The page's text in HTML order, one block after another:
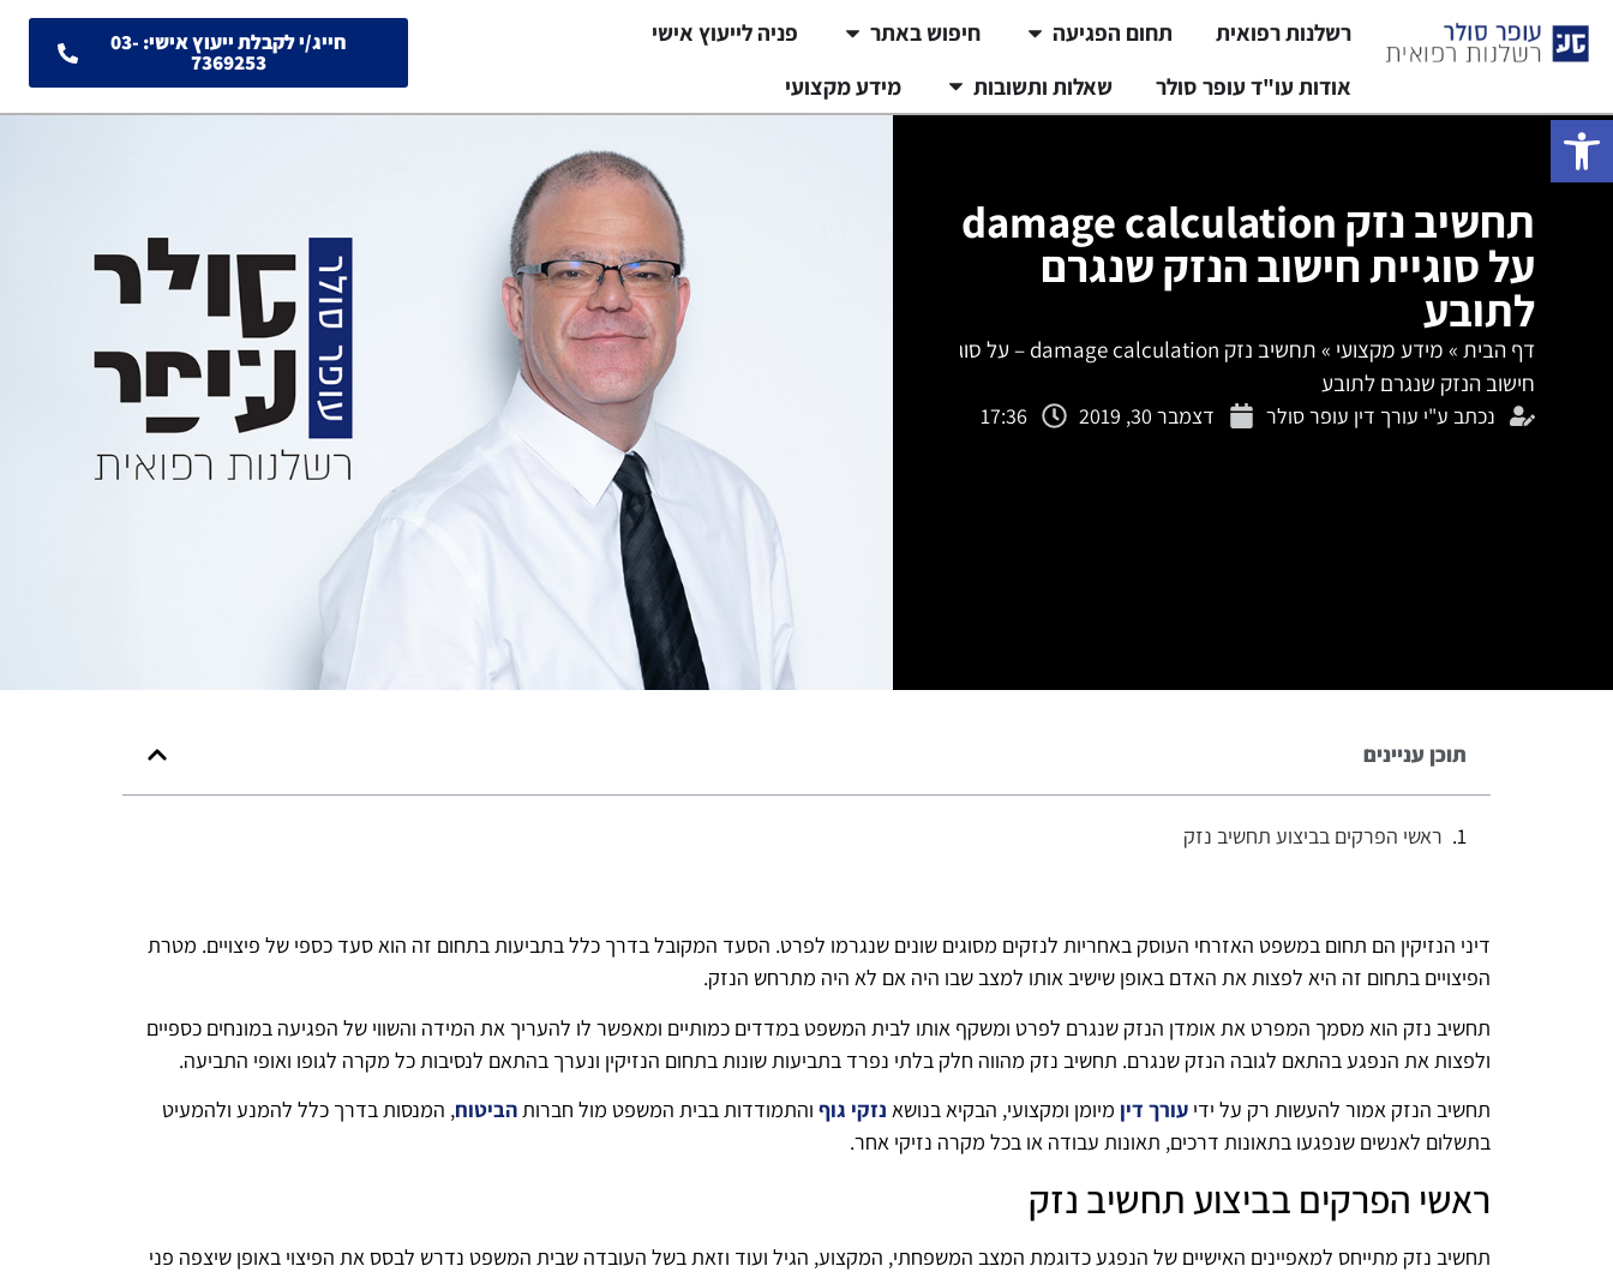
פתח סרגל נגישות
רשלנות רפואית תחום הפגיעה חיפוש באתר
פניה לייעוץ אישי
אודות עו"ד עופר סולר
שאלות ותשובות מידע מקצועי
חייג/י לקבלת ייעוץ אישי: 03-
7369253
על סוגיית חישוב הנזק שנגרם
לתובע
דף הבית » מידע מקצועי »
תחשיב נזק damage calculation – על סוגיית
חישוב הנזק שנגרם לתובע
נכתב ע"י עורך דין עופר סולר דצמבר 30, 2019 17:36
תוכן עניינים
ראשי הפרקים בביצוע תחשיב נזק
דיני הנזיקין הם תחום במשפט האזרחי העוסק באחריות לנזקים מסוגים שונים שנגרמו לפרט. הסעד המקובל בדרך כלל בתביעות בתחום זה הוא סעד כספי של פיצויים. מטרת
הפיצויים בתחום זה היא לפצות את האדם באופן שישיב אותו למצב שבו היה אם לא היה מתרחש הנזק.
תחשיב נזק הוא מסמך המפרט את אומדן הנזק שנגרם לפרט ומשקף אותו לבית המשפט במדדים כמותיים ומאפשר לו להעריך את המידה והשווי של הפגיעה במונחים כספיים
ולפצות את הנפגע בהתאם לגובה הנזק שנגרם. תחשיב נזק מהווה חלק בלתי נפרד בתביעות שונות בתחום הנזיקין ונערך בהתאם לנסיבות כל מקרה לגופו ואופי התביעה.
תחשיב הנזק אמור להעשות רק על ידי עורך דין מיומן ומקצועי, הבקיא בנושא נזקי גוף והתמודדות בבית המשפט מול חברותהביטוח, המנסות בדרך כלל להמנע ולהמעיט
בתשלום לאנשים שנפגעו בתאונות דרכים, תאונות עבודה או בכל מקרה נזיקי אחר.
ראשי הפרקים בביצוע תחשיב נזק
תחשיב נזק מתייחס למאפיינים האישיים של הנפגע כדוגמת המצב המשפחתי, המקצוע, הגיל ועוד וזאת בשל העובדה שבית המשפט נדרש לבסס את הפיצוי באופן שיצפה פני